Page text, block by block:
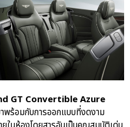
GT Convertible Azure
ร้อมกับการออกแบบที่งดงาม